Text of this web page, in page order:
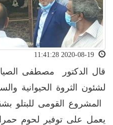
قال الدكتور مصطفى
لشئون الثروة الحيوانية
المشروع القومى للبتلو
يعمل على توفير لحوم